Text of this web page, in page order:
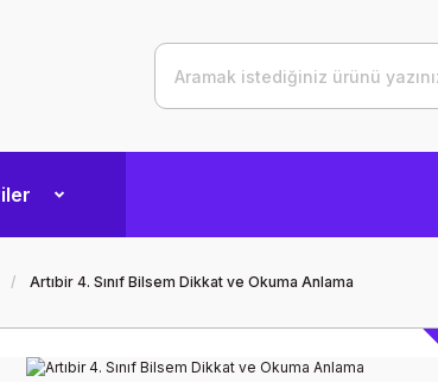
Artıbir 4. Sınıf Bilsem Dikkat ve Okuma Anlama